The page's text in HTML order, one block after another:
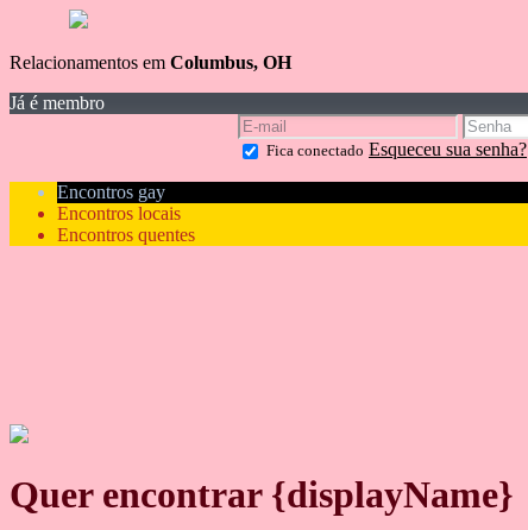
Relacionamentos em Columbus, OH
Já é membro
Fica conectado Esqueceu sua senha?
Encontros gay
Encontros locais
Encontros quentes
Quer encontrar {displayName}